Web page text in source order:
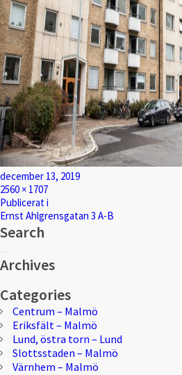
Postat
december 13, 2019
Full
storlek
2560 × 1707
Inläggsnavigering
Publicerat i
Ernst Ahlgrensgatan 3 A-B
Search
efter:
Archives
Categories
Centrum – Malmö
Eriksfält – Malmö
Lund, östra torn – Lund
Slottsstaden – Malmö
Värnhem – Malmö